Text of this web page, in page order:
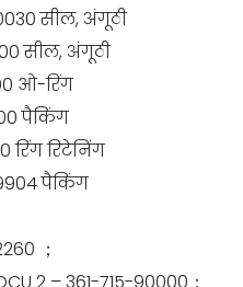
सील, अंगूठी
सील, अंगूठी
ओ-रिंग
पैकिंग
रिंग रिटेनिंग
पैकिंग
；
2 – 361-715-90000；